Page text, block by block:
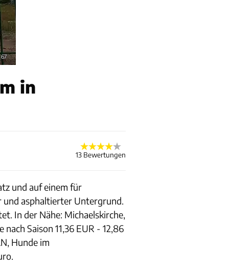
in
13 Bewertungen
und auf einem für
und asphaltierter Untergrund.
In der Nähe: Michaelskirche,
Saison 11,36 EUR - 12,86
Hunde im